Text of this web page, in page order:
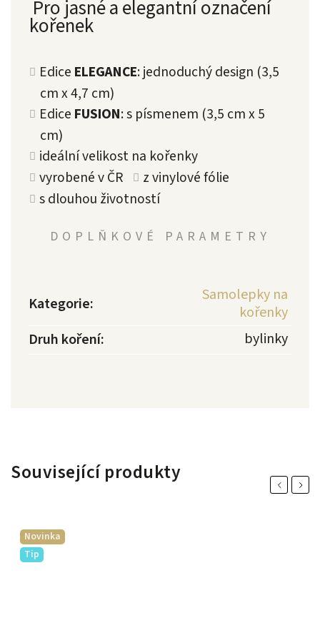
Pro jasné a elegantní označení
kořenek
Edice ELEGANCE: jednoduchý design (3,5
cm x 4,7 cm)
Edice FUSION: s písmenem (3,5 cm x 5
cm)
ideální velikost na kořenky
vyrobené v ČR
z vinylové fólie
s dlouhou životností
DOPLŇKOVÉ PARAMETRY
Kategorie:
Samolepky na
kořenky
Druh koření: bylinky
Související produkty Previous
Novinka
Tip
Next